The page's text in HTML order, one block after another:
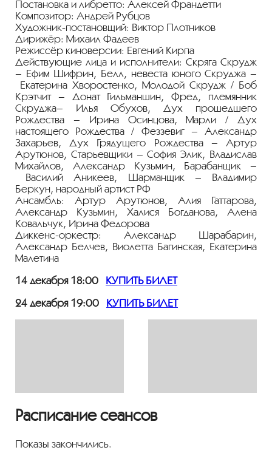
Постановка и либретто: Алексей Франдетти
Композитор: Андрей Рубцов
Художник-постановщий: Виктор Плотников
Дирижёр: Михаил Фадеев
Режиссёр киноверсии: Евгений Кирпа
Действующие лица и исполнители: Скряга Скрудж
– Ефим Шифрин, Белл, невеста юного Скруджа –
Екатерина Хворостенко, Молодой Скрудж / Боб
Крэтчит – Донат Гильманшин, Фред, племянник
Скруджа– Илья Обухов, Дух прошедшего
Рождества – Ирина Осинцова, Марли / Дух
настоящего Рождества / Феззевиг – Александр
Захарьев, Дух Грядущего Рождества – Артур
Арутюнов, Старьевщики – София Элик, Владислав
Михайлов, Александр Кузьмин, Барабанщик –
Василий Аникеев, Шарманщик – Владимир
Беркун, народный артист РФ
Ансамбль: Артур Арутюнов, Алия Гаттарова,
Александр Кузьмин, Халися Богданова, Алена
Ковальчук, Ирина Федорова
Диккенс-оркестр: Александр Шарабарин,
Александр Белчев, Виолетта Багинская, Екатерина
Малетина
14 декабря 18:00 КУПИТЬ БИЛЕТ
24 декабря 19:00 КУПИТЬ БИЛЕТ
Расписание сеансов
Показы закончились.